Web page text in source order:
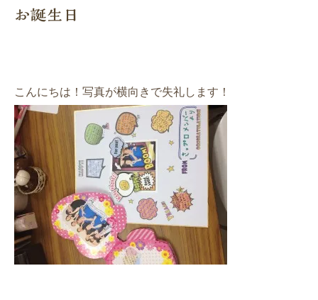
お誕生日
こんにちは！写真が横向きで失礼します！